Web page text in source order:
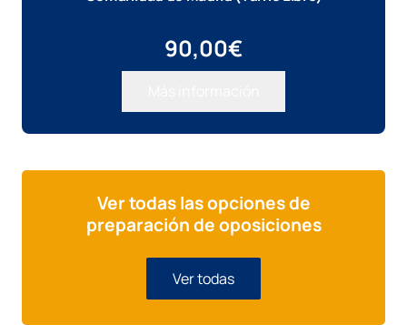
90,00€
Ver todas las opciones de
preparación de oposiciones
Ver todas